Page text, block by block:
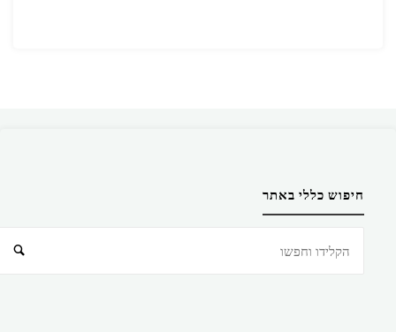
חיפוש כללי באתר